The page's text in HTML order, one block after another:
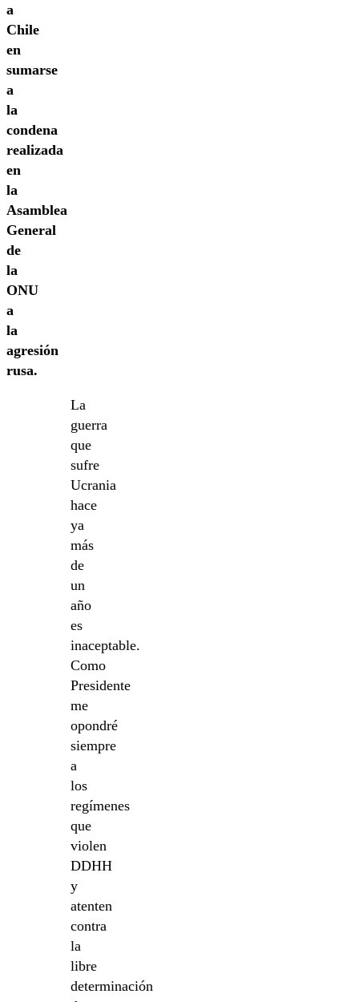
a
Chile
en
sumarse
a
la
condena
realizada
en
la
Asamblea
General
de
la
ONU
a
la
agresión
rusa.
La
guerra
que
sufre
Ucrania
hace
ya
más
de
un
año
es
inaceptable.
Como
Presidente
me
opondré
siempre
a
los
regímenes
que
violen
DDHH
y
atenten
contra
la
libre
determinación